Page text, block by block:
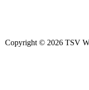
Copyright © 2026 TSV